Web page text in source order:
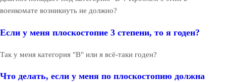
военкомате возникнуть не должно?
Если у меня плоскостопие 3 степени, то я годен?
Так у меня категория "В" или я всё-таки годен?
Что делать, если у меня по плоскостопию должна